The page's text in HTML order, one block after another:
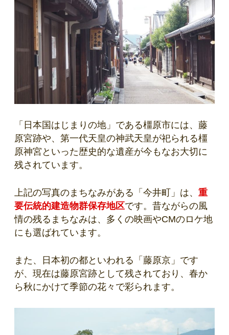
「日本国はじまりの地」である橿原市には、藤
原宮跡や、第一代天皇の神武天皇が祀られる橿
原神宮といった歴史的な遺産が今もなお大切に
残されています。
上記の写真のまちなみがある「今井町」は、 重
要伝統的建造物群保存地区です。昔ながらの風
情の残るまちなみは、多くの映画やCMのロケ地
にも選ばれています。
また、日本初の都といわれる「藤原京」です
が、現在は藤原宮跡として残されており、春か
ら秋にかけて季節の花々で彩られます。